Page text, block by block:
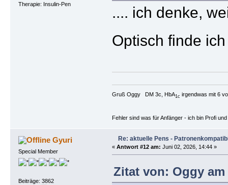
Therapie: Insulin-Pen
.... ich denke,
Optisch finde
Gruß Oggy DM 3c, HbA1c irgendwas mit 6
Fehler sind was für Anfänger - ich bin Profi
Gyuri
Special Member
Beiträge: 3862
Re: aktuelle Pens -
« Antwort #12 am: Juni 02, 2026, 14:44 »
Zitat von: Oggy am